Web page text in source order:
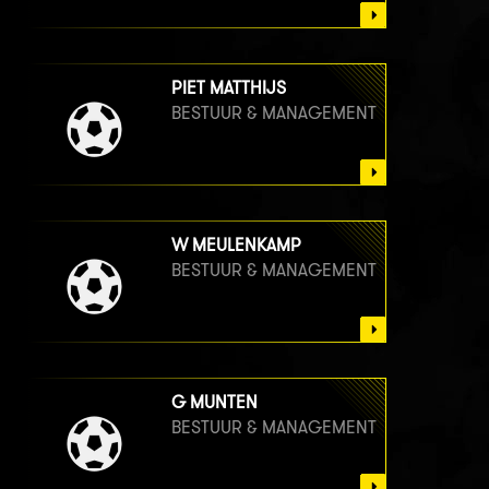
PIET MATTHIJS
BESTUUR & MANAGEMENT
W MEULENKAMP
BESTUUR & MANAGEMENT
G MUNTEN
BESTUUR & MANAGEMENT